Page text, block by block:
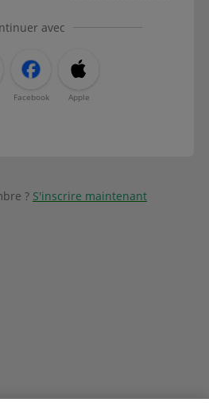
avec
Facebook Apple
? S'inscrire maintenant